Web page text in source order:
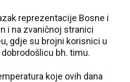
reprezentacije Bosne i
i na zvaničnoj stranici
gdje su brojni korisnici u
bh. timu.
koje ovih dana